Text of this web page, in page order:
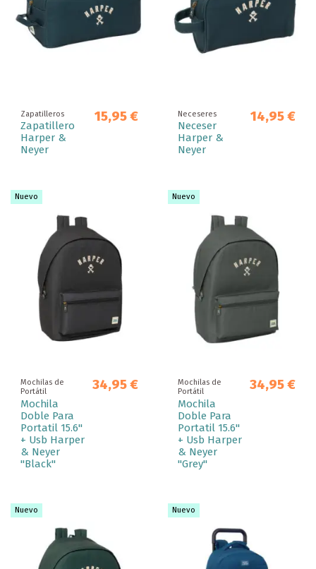
Zapatilleros
Zapatillero
Harper &
Neyer
15,95 € Neceseres
Neceser
Harper &
Neyer
14,95 €
Nuevo
Mochilas de
Portátil
Mochila
Doble Para
Portatil 15.6"
+ Usb Harper
& Neyer
"Black"
34,95 €
Nuevo
Mochilas de
Portátil
Mochila
Doble Para
Portatil 15.6"
+ Usb Harper
& Neyer
"Grey"
34,95 €
Nuevo Nuevo